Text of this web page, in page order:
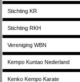
Stichting KR
Stichting RKH
Vereniging WBN
Kempo Kuntao Nederland
Kenko Kempo Karate